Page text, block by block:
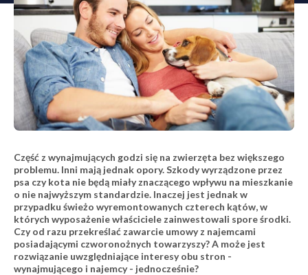
Część z wynajmujących godzi się na zwierzęta bez większego
problemu. Inni mają jednak opory. Szkody wyrządzone przez
psa czy kota nie będą miały znaczącego wpływu na mieszkanie
o nie najwyższym standardzie. Inaczej jest jednak w
przypadku świeżo wyremontowanych czterech kątów, w
których wyposażenie właściciele zainwestowali spore środki.
Czy od razu przekreślać zawarcie umowy z najemcami
posiadającymi czworonożnych towarzyszy? A może jest
rozwiązanie uwzględniające interesy obu stron -
wynajmującego i najemcy - jednocześnie?